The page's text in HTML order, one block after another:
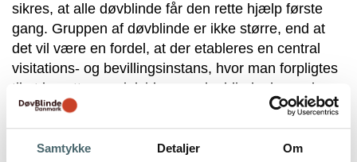
Samtykke Detaljer Om
sikres, at alle døvblinde får den rette hjælp første
gang. Gruppen af døvblinde er ikke større, end at
det vil være en fordel, at der etableres en central
visitations- og bevillingsinstans, hvor man forpligtes
til at benytte specialviden om døvblinde, herunder
ved bevilling af kontaktperson. Herudover skal der
findes en central finansieringsmodel, så man sikrer
at retten til kontaktperson ikke er afhængig af den